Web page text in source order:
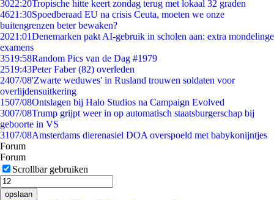
3022:20Tropische hitte keert zondag terug met lokaal 32 graden
4621:30Spoedberaad EU na crisis Ceuta, moeten we onze
buitengrenzen beter bewaken?
2021:01Denemarken pakt AI-gebruik in scholen aan: extra mondelinge
examens
3519:58Random Pics van de Dag #1979
2519:43Peter Faber (82) overleden
2407/08'Zwarte weduwes' in Rusland trouwen soldaten voor
overlijdensuitkering
1507/08Ontslagen bij Halo Studios na Campaign Evolved
3007/08Trump grijpt weer in op automatisch staatsburgerschap bij
geboorte in VS
3107/08Amsterdams dierenasiel DOA overspoeld met babykonijntjes
Forum
Forum
Scrollbar gebruiken
opslaan